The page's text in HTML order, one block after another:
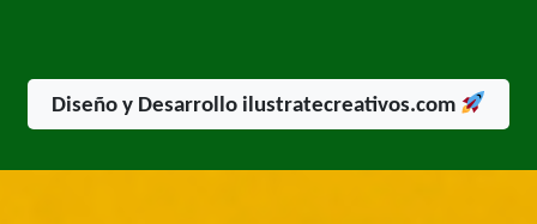
Diseño y Desarrollo ilustratecreativos.com